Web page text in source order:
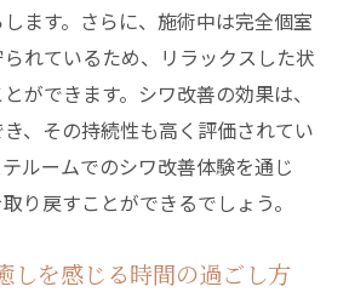
ます。さらに、施術中は完全個室
れているため、リラックスした状
ができます。シワ改善の効果は、
、その持続性も高く評価されてい
ルームでのシワ改善体験を通じ
り戻すことができるでしょう。
しを感じる時間の過ごし方